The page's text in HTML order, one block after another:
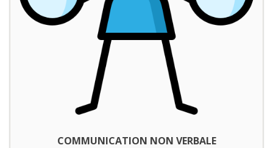
COMMUNICATION NON VERBALE